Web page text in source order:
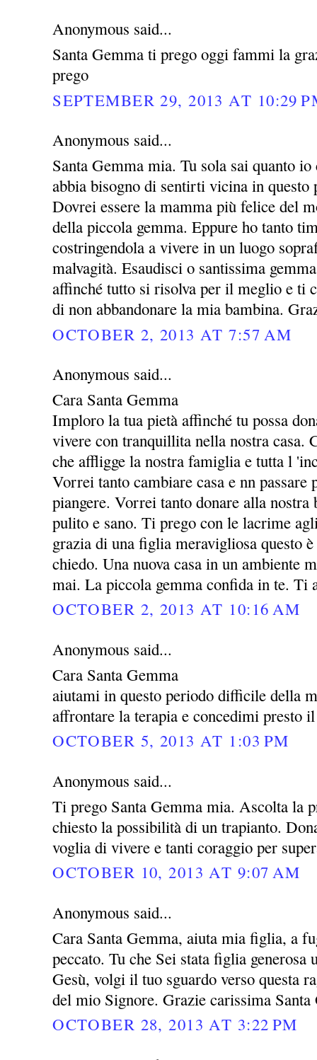
Anonymous said...
Santa Gemma ti prego oggi fammi la
prego
SEPTEMBER 29, 2013 AT 10:29
Anonymous said...
Santa Gemma mia. Tu sola sai quanto
abbia bisogno di sentirti vicina in
Dovrei essere la mamma più felice del
della piccola gemma. Eppure ho tanto
costringendola a vivere in un luogo
malvagità. Esaudisci o santissima
affinché tutto si risolva per il meglio e ti
di non abbandonare la mia bambina.
OCTOBER 2, 2013 AT 7:57 AM
Anonymous said...
Cara Santa Gemma
Imploro la tua pietà affinché tu possa
vivere con tranquillita nella nostra casa.
che affligge la nostra famiglia e tutta l
Vorrei tanto cambiare casa e nn
piangere. Vorrei tanto donare alla nostra
pulito e sano. Ti prego con le lacrime
grazia di una figlia meravigliosa questo
chiedo. Una nuova casa in un ambiente
mai. La piccola gemma confida in te. Ti
OCTOBER 2, 2013 AT 10:16 AM
Anonymous said...
Cara Santa Gemma
aiutami in questo periodo difficile della
affrontare la terapia e concedimi presto
OCTOBER 5, 2013 AT 1:03 PM
Anonymous said...
Ti prego Santa Gemma mia. Ascolta la
chiesto la possibilità di un trapianto.
voglia di vivere e tanti coraggio per
OCTOBER 10, 2013 AT 9:07 AM
Anonymous said...
Cara Santa Gemma, aiuta mia figlia, a
peccato. Tu che Sei stata figlia generosa
Gesù, volgi il tuo sguardo verso questa
del mio Signore. Grazie carissima Santa
OCTOBER 28, 2013 AT 3:22 PM